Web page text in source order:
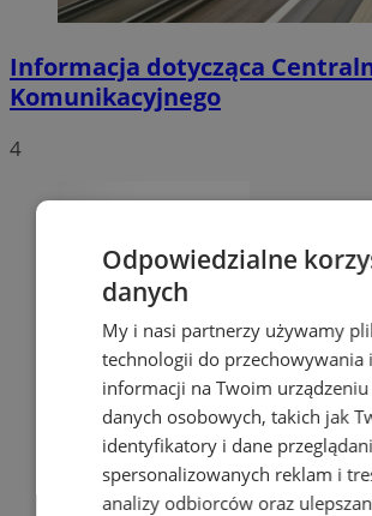
Informacja dotycząca
Komunikacyjnego
4
Odpowiedzialne
danych
My i nasi partnerzy używamy
technologii do przechowywania
informacji na Twoim
danych osobowych, takich jak
identyfikatory i dane
spersonalizowanych reklam i
analizy odbiorców oraz